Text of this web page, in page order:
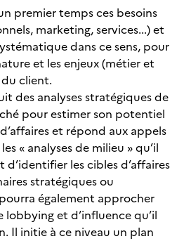
premier temps ces besoins
marketing, services...) et
dans ce sens, pour
et les enjeux (métier et
client.
des analyses stratégiques de
pour estimer son potentiel
et répond aux appels
« analyses de milieu » qu’il
les cibles d’affaires
stratégiques ou
également approcher
lobbying et d’influence qu’il
Il initie à ce niveau un plan